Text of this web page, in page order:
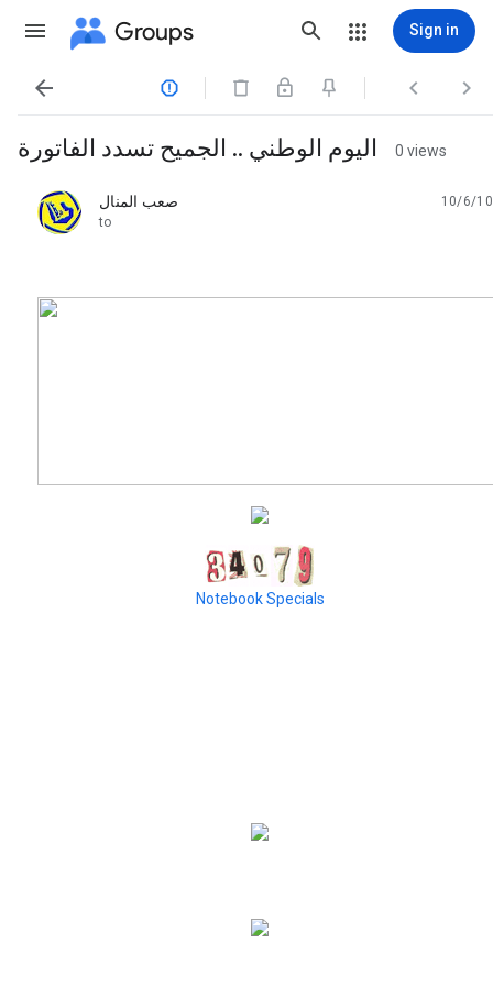
Groups Sign in
   
اليوم الوطني .. الجميح تسدد الفاتورة 0 views
صعب المنال
unread,
10/6/10
to
Notebook Specials